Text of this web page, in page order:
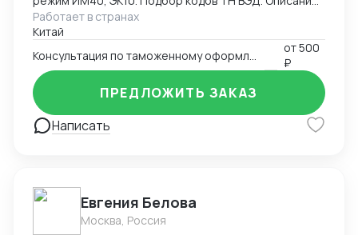
товаров. Многотоварные ДТ.
Работает в странах
Китай
от500
₽
Написать
ПРЕДЛОЖИТЬ ЗАКАЗ
Евгения Белова
Москва, Россия